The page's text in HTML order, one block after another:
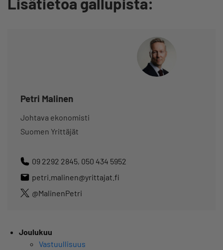
Petri Malinen
Johtava ekonomisti
Suomen Yrittäjät
09 2292 2845, 050 434 5952
petri.malinen@yrittajat.fi
@MalinenPetri
Joulukuu
Vastuullisuus